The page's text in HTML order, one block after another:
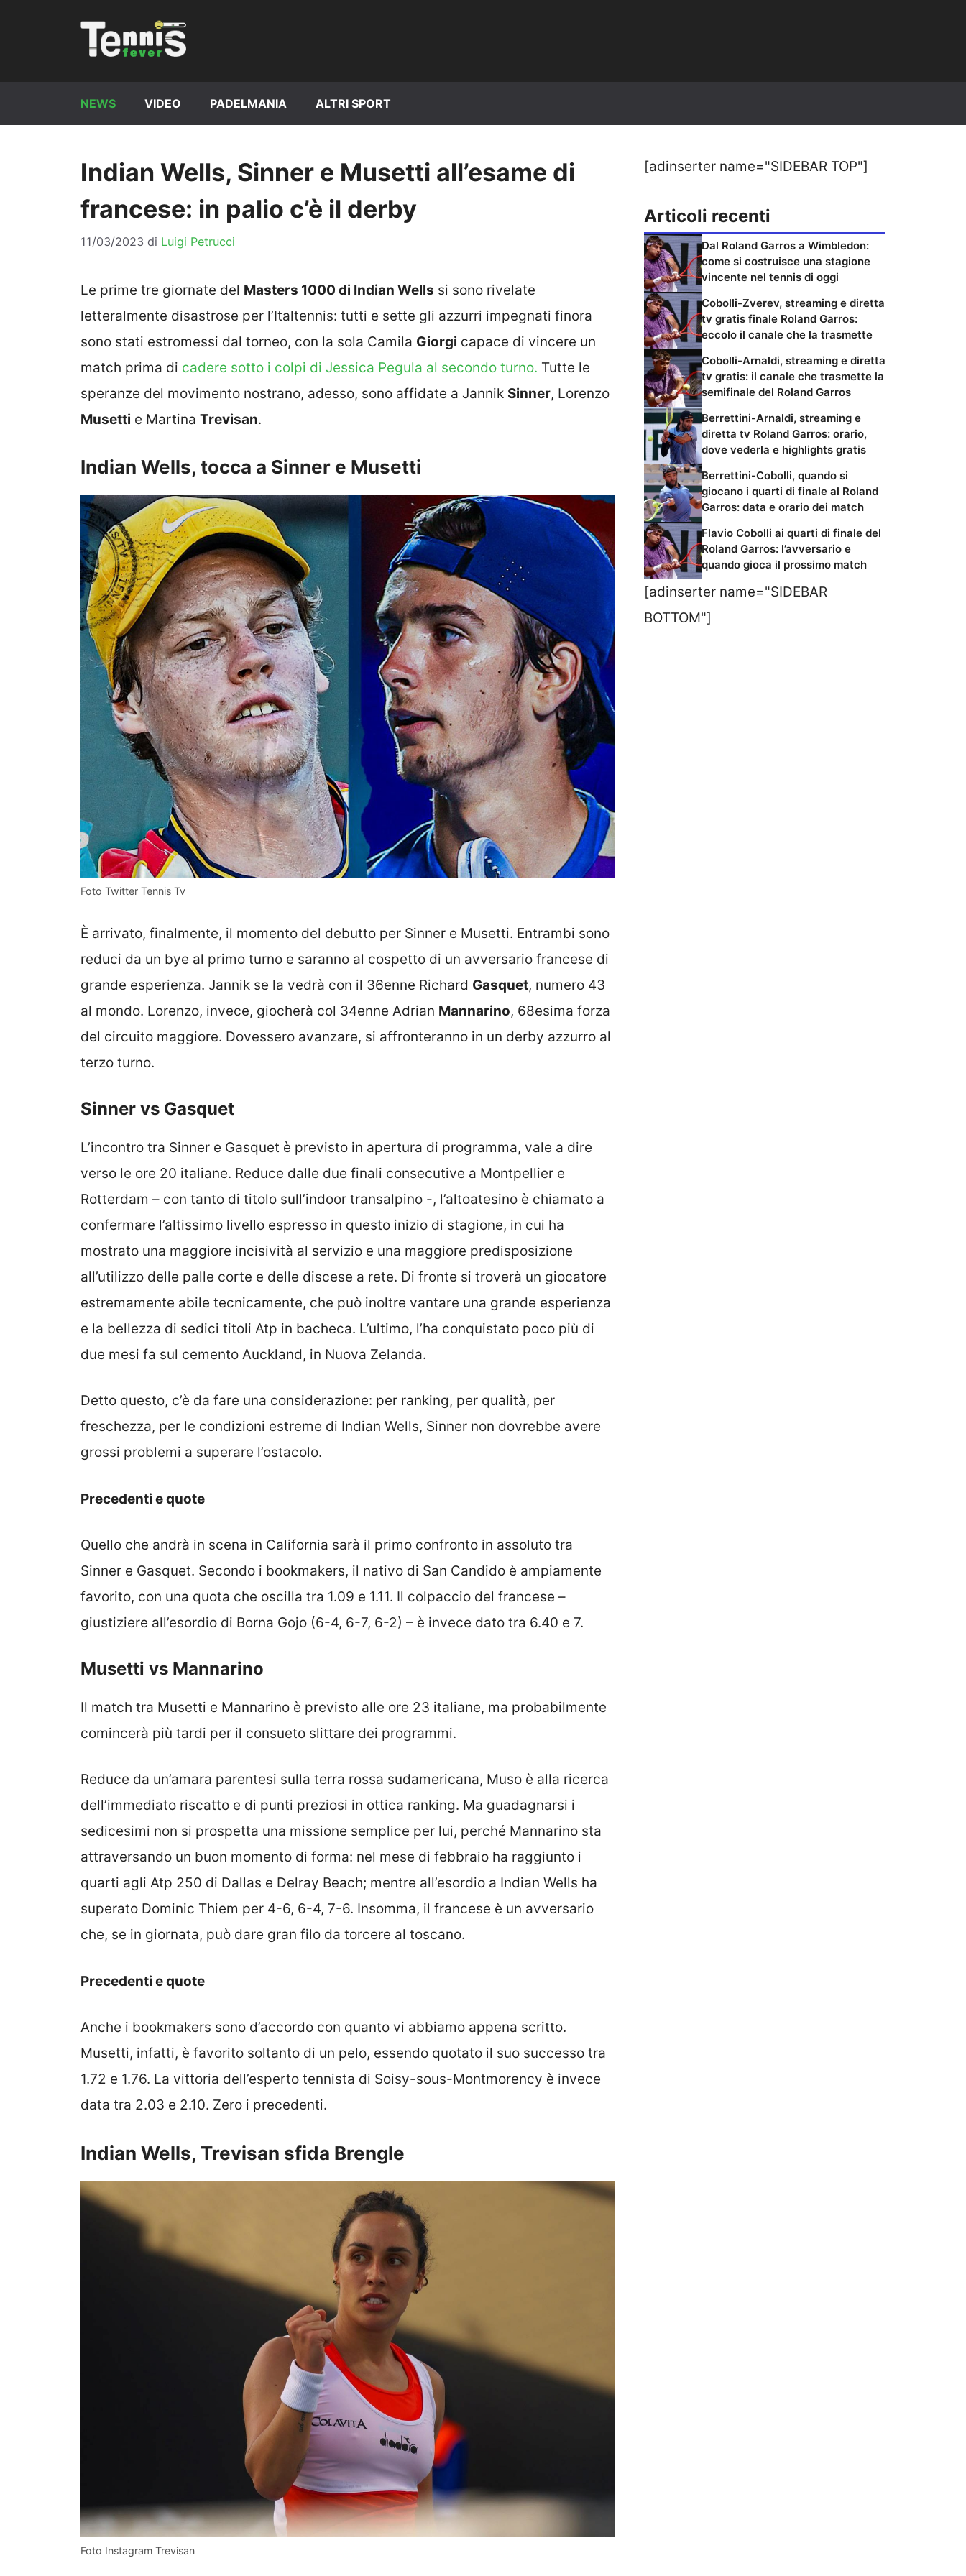
NEWS VIDEO PADELMANIA ALTRI SPORT
Indian Wells, Sinner e Musetti all’esame di
francese: in palio c’è il derby
11/03/2023 di Luigi Petrucci
Le prime tre giornate del Masters 1000 di Indian Wells si sono rivelate
letteralmente disastrose per l’Italtennis: tutti e sette gli azzurri impegnati finora
sono stati estromessi dal torneo, con la sola Camila Giorgi capace di vincere un
match prima di cadere sotto i colpi di Jessica Pegula al secondo turno. Tutte le
speranze del movimento nostrano, adesso, sono affidate a Jannik Sinner, Lorenzo
Musetti e Martina Trevisan.
Indian Wells, tocca a Sinner e Musetti
Foto Twitter Tennis Tv
È arrivato, finalmente, il momento del debutto per Sinner e Musetti. Entrambi sono
reduci da un bye al primo turno e saranno al cospetto di un avversario francese di
grande esperienza. Jannik se la vedrà con il 36enne Richard Gasquet, numero 43
al mondo. Lorenzo, invece, giocherà col 34enne Adrian Mannarino, 68esima forza
del circuito maggiore. Dovessero avanzare, si affronteranno in un derby azzurro al
terzo turno.
Sinner vs Gasquet
L’incontro tra Sinner e Gasquet è previsto in apertura di programma, vale a dire
verso le ore 20 italiane. Reduce dalle due finali consecutive a Montpellier e
Rotterdam – con tanto di titolo sull’indoor transalpino -, l’altoatesino è chiamato a
confermare l’altissimo livello espresso in questo inizio di stagione, in cui ha
mostrato una maggiore incisività al servizio e una maggiore predisposizione
all’utilizzo delle palle corte e delle discese a rete. Di fronte si troverà un giocatore
estremamente abile tecnicamente, che può inoltre vantare una grande esperienza
e la bellezza di sedici titoli Atp in bacheca. L’ultimo, l’ha conquistato poco più di
due mesi fa sul cemento Auckland, in Nuova Zelanda.
Detto questo, c’è da fare una considerazione: per ranking, per qualità, per
freschezza, per le condizioni estreme di Indian Wells, Sinner non dovrebbe avere
grossi problemi a superare l’ostacolo.
Precedenti e quote
Quello che andrà in scena in California sarà il primo confronto in assoluto tra
Sinner e Gasquet. Secondo i bookmakers, il nativo di San Candido è ampiamente
favorito, con una quota che oscilla tra 1.09 e 1.11. Il colpaccio del francese –
giustiziere all’esordio di Borna Gojo (6-4, 6-7, 6-2) – è invece dato tra 6.40 e 7.
Musetti vs Mannarino
Il match tra Musetti e Mannarino è previsto alle ore 23 italiane, ma probabilmente
comincerà più tardi per il consueto slittare dei programmi.
Reduce da un’amara parentesi sulla terra rossa sudamericana, Muso è alla ricerca
dell’immediato riscatto e di punti preziosi in ottica ranking. Ma guadagnarsi i
sedicesimi non si prospetta una missione semplice per lui, perché Mannarino sta
attraversando un buon momento di forma: nel mese di febbraio ha raggiunto i
quarti agli Atp 250 di Dallas e Delray Beach; mentre all’esordio a Indian Wells ha
superato Dominic Thiem per 4-6, 6-4, 7-6. Insomma, il francese è un avversario
che, se in giornata, può dare gran filo da torcere al toscano.
Precedenti e quote
Anche i bookmakers sono d’accordo con quanto vi abbiamo appena scritto.
Musetti, infatti, è favorito soltanto di un pelo, essendo quotato il suo successo tra
1.72 e 1.76. La vittoria dell’esperto tennista di Soisy-sous-Montmorency è invece
data tra 2.03 e 2.10. Zero i precedenti.
Indian Wells, Trevisan sfida Brengle
Foto Instagram Trevisan
[adinserter name="SIDEBAR TOP"]
Articoli recenti
Dal Roland Garros a Wimbledon:
come si costruisce una stagione
vincente nel tennis di oggi
Cobolli-Zverev, streaming e diretta
tv gratis finale Roland Garros:
eccolo il canale che la trasmette
Cobolli-Arnaldi, streaming e diretta
tv gratis: il canale che trasmette la
semifinale del Roland Garros
Berrettini-Arnaldi, streaming e
diretta tv Roland Garros: orario,
dove vederla e highlights gratis
Berrettini-Cobolli, quando si
giocano i quarti di finale al Roland
Garros: data e orario dei match
Flavio Cobolli ai quarti di finale del
Roland Garros: l’avversario e
quando gioca il prossimo match
[adinserter name="SIDEBAR
BOTTOM"]